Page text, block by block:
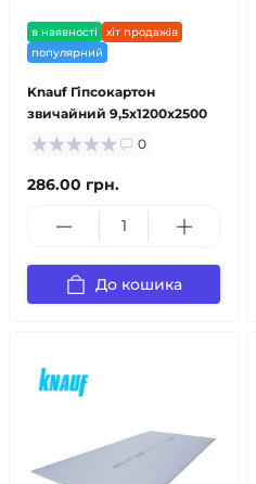
в наявності
хіт продажів
популярний
Knauf Гіпсокартон
звичайний 9,5х1200х2500
0
286.00 грн.
До кошика